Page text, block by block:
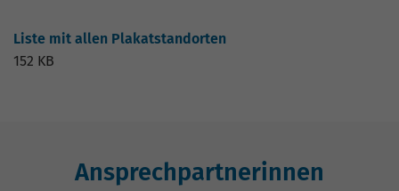
Sie haben Fragen oder Hinweise? Kommen Sie gern auf